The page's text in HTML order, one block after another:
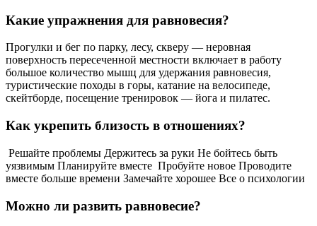
Какие упражнения для равновесия?
Прогулки и бег по парку, лесу, скверу — неровная
поверхность пересеченной местности включает в работу
большое количество мышц для удержания равновесия,
туристические походы в горы, катание на велосипеде,
скейтборде, посещение тренировок — йога и пилатес.
Как укрепить близость в отношениях?
️ Решайте проблемы Держитесь за руки Не бойтесь быть
уязвимым Планируйте вместе ️ Пробуйте новое Проводите
вместе больше времени Замечайте хорошее Все о психологии
Можно ли развить равновесие?